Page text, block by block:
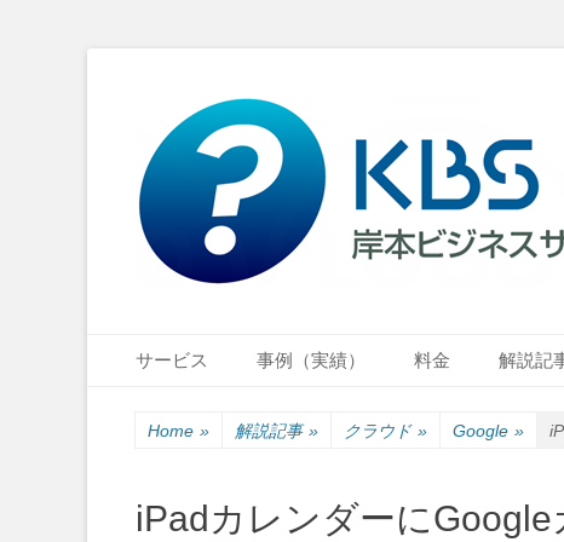
岸本ビジネスサポ
小さな会社・小さなお店のIT経営をナビゲーション
Primary Menu
サービス 事例（実績） 料金 解説記
Home » 解説記事 » クラウド » Google »
iPadカレンダーに